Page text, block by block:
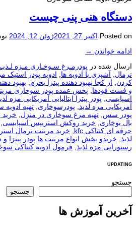
دستگاه هنی پنی چيست
Posted on اکتبر 27, 2021 ژوئن 12, 2024
ادامه خواندن →
ارسال شده در پودرمـرغ سـوخـاری مـزه
نرمال, آشپزی با ادویه ها, ادویه پودر
کردن, از کجا بهبود دهنده پیتزا بخرم, بهبود
و فست فودها, پخش عمده پودر سوخاری
اسپایسی, پودر پیتزا ایتالیایی آمریکایی مزه
آمریکایی مزه لذیذ, پودرسوخاری, تهیه
پودر سس, تهیه مرغ سوخاری در منزل, خرید
بال یوخاری, خرید روکش استریپس اسپایسی,
حرفه ای کنتاکی kfc
, خرید مرینت نرمال
لذیذ, خریدو پخش انواع مرینت ها پودر پیتزا
رستورانی مزه لذیذ, فرمول ادویه کنتاکی
UPDATING
جستجو
جستجو
آخرین آموزش ها